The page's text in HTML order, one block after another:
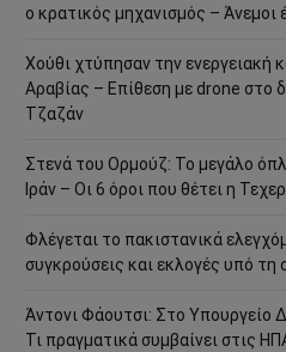
ο κρατικός μηχανισμός –
Χούθι χτύπησαν την ενεργειακή
Αραβίας – Επίθεση με drone στο
Τζαζάν
Στενά του Ορμούζ: Το μεγάλο
Ιράν – Οι 6 όροι που θέτει η
Φλέγεται το πακιστανικά
συγκρούσεις και εκλογές υπό τη
Άντονι Φάουτσι: Στο Υπουργείο
Τι πραγματικά συμβαίνει στις